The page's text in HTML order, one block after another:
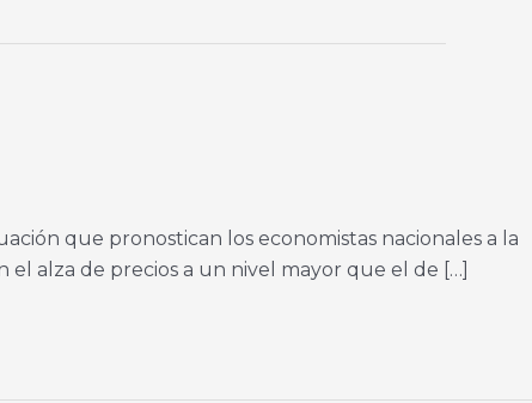
que pronostican los economistas nacionales a la
alza de precios a un nivel mayor que el de […]